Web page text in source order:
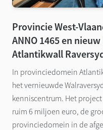
Provincie West-
ANNO 1465 en
Atlantikwall
In provinciedomein
het vernieuwde
kenniscentrum. Het
ruim 6 miljoen euro, de
provinciedomein in de